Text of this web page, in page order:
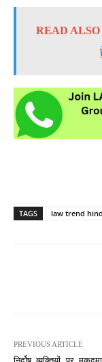
READ ALSO
TAGS law trend
PREVIOUS ARTICLE